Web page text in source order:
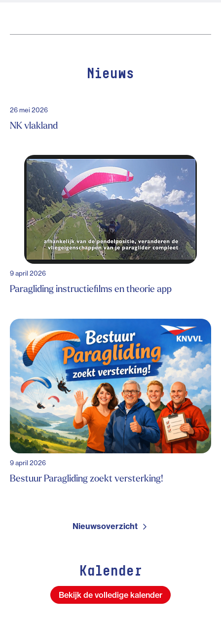
Nieuws
26 mei 2026
NK vlakland
9 april 2026
Paragliding instructiefilms en theorie app
9 april 2026
Bestuur Paragliding zoekt versterking!
Nieuwsoverzicht
Kalender
Bekijk de volledige kalender